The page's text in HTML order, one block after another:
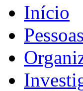
Início
Pessoas